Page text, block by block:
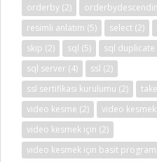
orderby (2)
resimli anlatım (5) select (2)
skip (2) sql (5) sql duplicate
sql server (4) ssl (2)
ssl sertifikası kurulumu (2) take
video kesme (2) video kesmek
video kesmek için (2)
video kesmek için basit program